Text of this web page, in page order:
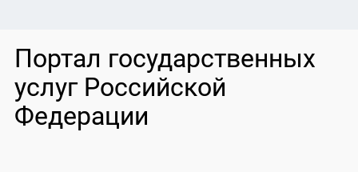
Портал государственных
услуг Российской
Федерации